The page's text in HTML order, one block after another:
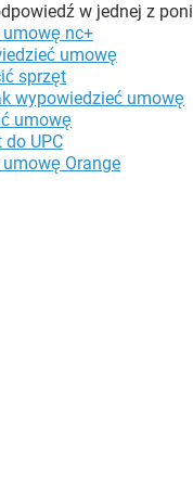
w jednej z
nc+
umowę
sprzęt
wypowiedzieć umowę
umowę
UPC
Orange